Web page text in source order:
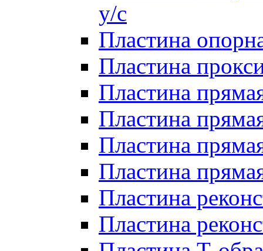
у/с
Пластина
Пластина
Пластина
Пластина
Пластина
Пластина
Пластина
Пластина